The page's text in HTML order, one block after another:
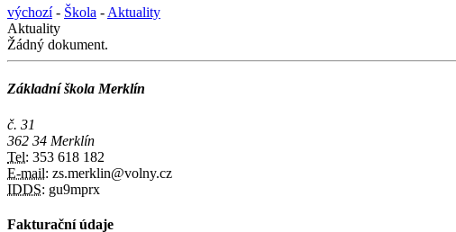
výchozí- Škola - Aktuality
Aktuality
Žádný dokument.
Základní škola Merklín
č. 31
362 34 Merklín
Tel: 353 618 182
E-mail: zs.merklin@volny.cz
IDDS: gu9mprx
Fakturační údaje